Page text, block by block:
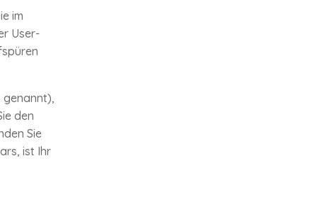
im
User-
genannt),
den
Sie
ist Ihr